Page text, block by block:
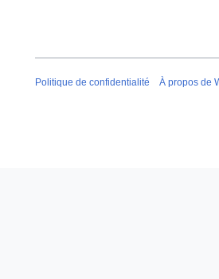
Politique de confidentialité À propos de